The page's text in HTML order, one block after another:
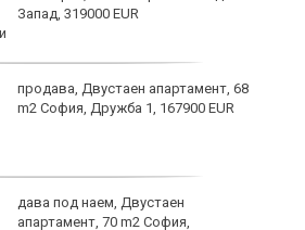
Запад, 319000 EUR
продава, Двустаен апартамент, 68
m2 София, Дружба 1, 167900 EUR
дава под наем, Двустаен
апартамент, 70 m2 София,